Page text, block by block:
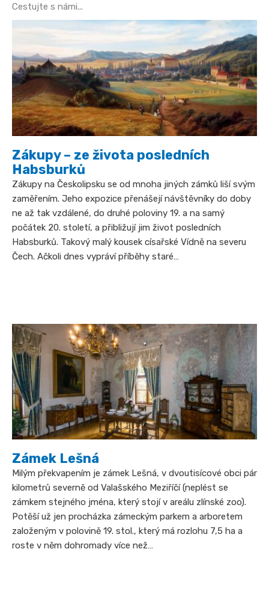
Cestujte s námi...
Zákupy – ze života posledních
Habsburků
Zákupy na Českolipsku se od mnoha jiných zámků liší svým
zaměřením. Jeho expozice přenášejí návštěvníky do doby
ne až tak vzdálené, do druhé poloviny 19. a na samý
počátek 20. století, a přibližují jim život posledních
Habsburků. Takový malý kousek císařské Vídně na severu
Čech. Ačkoli dnes vypráví příběhy staré…
Zámek Lešná
Milým překvapením je zámek Lešná, v dvoutisícové obci pár
kilometrů severně od Valašského Meziříčí (neplést se
zámkem stejného jména, který stojí v areálu zlínské zoo).
Potěší už jen procházka zámeckým parkem a arboretem
založeným v polovině 19. stol., který má rozlohu 7,5 ha a
roste v něm dohromady více než…